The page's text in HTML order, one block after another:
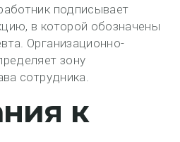
подписывает
в которой обозначены
Организационно-
зону
сотрудника.
к